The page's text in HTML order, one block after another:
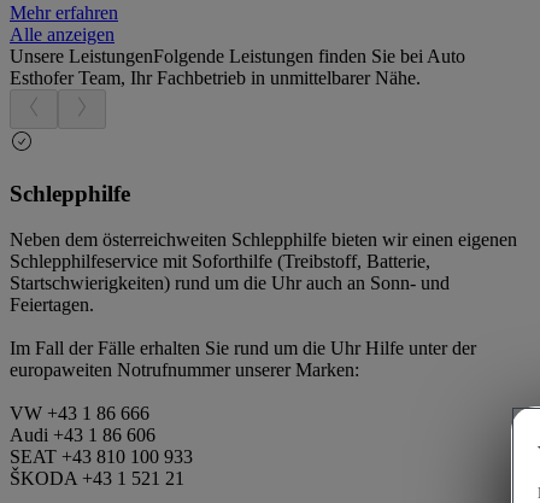
Mehr erfahren
Alle anzeigen
Unsere LeistungenFolgende Leistungen finden Sie bei Auto
Esthofer Team, Ihr Fachbetrieb in unmittelbarer Nähe.
Schlepphilfe
Neben dem österreichweiten Schlepphilfe bieten wir einen eigenen
Schlepphilfeservice mit Soforthilfe (Treibstoff, Batterie,
Startschwierigkeiten) rund um die Uhr auch an Sonn- und
Feiertagen.
Im Fall der Fälle erhalten Sie rund um die Uhr Hilfe unter der
europaweiten Notrufnummer unserer Marken:
VW +43 1 86 666
Audi +43 1 86 606
SEAT +43 810 100 933
ŠKODA +43 1 521 21